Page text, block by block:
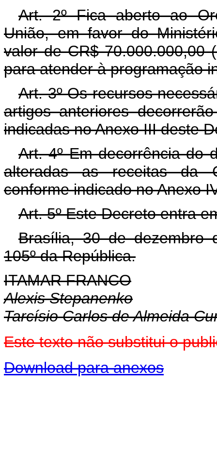
Art. 2º Fica aberto ao
União, em favor do
valor de CR$ 70.000.000,00
para atender à programação
Art. 3º Os recursos
artigos anteriores
indicadas no Anexo III deste
Art. 4º Em decorrência do
alteradas as receitas da
conforme indicado no Anexo
Art. 5º Este Decreto entra
Brasília, 30 de dezembro
105º da República.
ITAMAR FRANCO
Alexis Stepanenko
Tarcísio Carlos de Almeida
Este texto não substitui o
Download para anexos